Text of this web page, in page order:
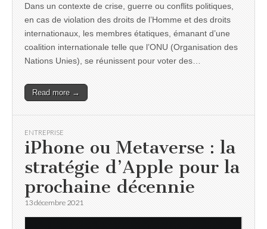
Dans un contexte de crise, guerre ou conflits politiques,
en cas de violation des droits de l’Homme et des droits
internationaux, les membres étatiques, émanant d’une
coalition internationale telle que l’ONU (Organisation des
Nations Unies), se réunissent pour voter des…
Read more →
ENTREPRISE
iPhone ou Metaverse : la
stratégie d’Apple pour la
prochaine décennie
13 décembre 2021